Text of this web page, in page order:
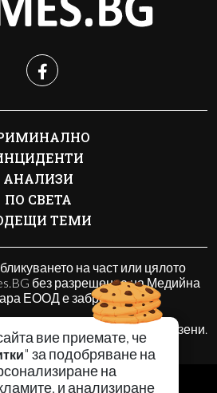
вие приемате, че
" за подобряване на
на
и анализиране
АНАЛИЗИ
ПО СВЕТА
ТЕМИ
на част или цялото
без разрешение на Медийна
ЕООД е забранено.
Crimes.BG. Всички права запазени.
РЕКЛАМА